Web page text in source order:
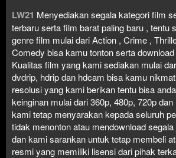
LW21 Menyediakan segala kategori film
terbaru serta film barat paling baru , tentu
genre film mulai dari Action , Crime ,
Comedy bisa kamu tonton serta
Kualitas film yang kami sediakan mulai
dvdrip, hdrip dan hdcam bisa kamu
resolusi yang kami berikan tentu bisa
keinginan mulai dari 360p, 480p, 720p
kami tetap menyarakan kepada seluruh
tidak menonton atau mendownload
dan kami sarankan untuk tetap membeli
resmi yang memiliki lisensi dari pihak